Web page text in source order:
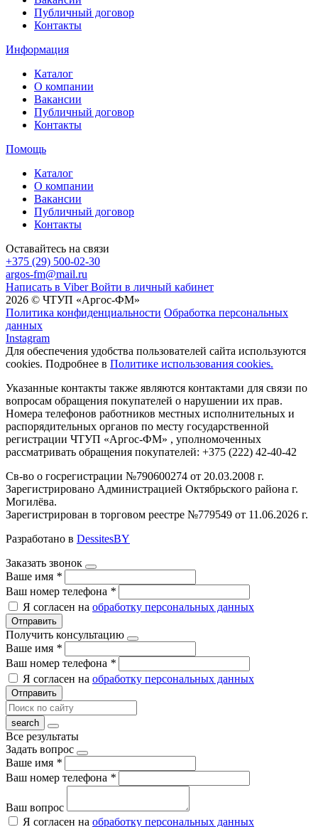
Публичный договор
Контакты
Информация
Каталог
О компании
Вакансии
Публичный договор
Контакты
Помощь
Каталог
О компании
Вакансии
Публичный договор
Контакты
Оставайтесь на связи
+375 (29) 500-02-30
argos-fm@mail.ru
Написать в Viber Войти в личный кабинет
2026 © ЧТУП «Аргос-ФМ»
Политика конфиденциальности Обработка персональных
данных
Instagram
Для обеспечения удобства пользователей сайта используются
cookies. Подробнее в Политике использования cookies.
Указанные контакты также являются контактами для связи по
вопросам обращения покупателей о нарушении их прав.
Номера телефонов работников местных исполнительных и
распорядительных органов по месту государственной
регистрации ЧТУП «Аргос-ФМ» , уполномоченных
рассматривать обращения покупателей: +375 (222) 42-40-42
Св-во о госрегистрации №790600274 от 20.03.2008 г.
Зарегистрировано Администрацией Октябрьского района г.
Могилёва.
Зарегистрирован в торговом реестре №779549 от 11.06.2026 г.
Разработано в DessitesBY
Заказать звонок
Ваше имя *
Ваш номер телефона *
Я согласен на обработку персональных данных
Отправить
Получить консультацию
Ваше имя *
Ваш номер телефона *
Я согласен на обработку персональных данных
Отправить
Все результаты
Задать вопрос
Ваше имя *
Ваш номер телефона *
Ваш вопрос
Я согласен на обработку персональных данных